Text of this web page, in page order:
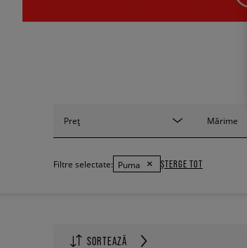
SORTEAZĂ
Preț Mărime
Filtre selectate: Puma ȘTERGE TOT